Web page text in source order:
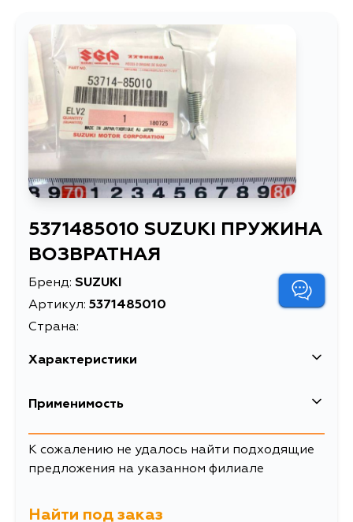
5371485010 SUZUKI ПРУЖИНА
ВОЗВРАТНАЯ
Бренд: SUZUKI
Артикул: 5371485010
Страна:
Характеристики
Масса, кг
Применимость
Suzuki
Кузов Двигатель
AH64S, AJ14S, AJ64S, AK34S,
К сожалению не удалось найти подходящие
предложения на указанном филиале
Найти под заказ